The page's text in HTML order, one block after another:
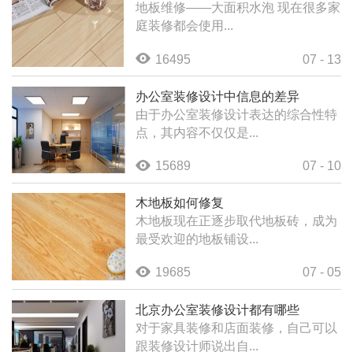
地板维修——大面积水泡 现在很多家
庭装修都会使用...
16495 07 - 13
办公室装修设计中信息的差异
由于办公室装修设计表达的综合性特
点，其内容不仅仅是...
15689 07 - 10
木地板如何修复
木地板现在正逐步取代地板砖，成为
最受欢迎的地板铺设...
19685 07 - 05
北京办公室装修设计都有哪些
对于家具装修和店面装修，自己可以
跟装修设计师说出自...